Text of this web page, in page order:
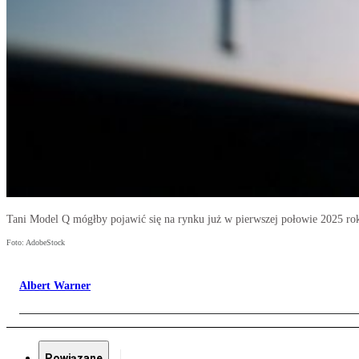
Tani Model Q mógłby pojawić się na rynku już w pierwszej połowie 2025
Foto: AdobeStock
Albert Warner